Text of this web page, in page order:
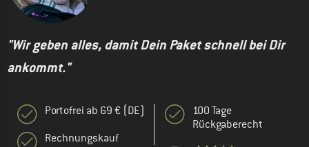
"Wir geben alles, damit Dein Paket schnell bei Dir
ankommt."
Portofrei ab 69 € (DE)
Rechnungskauf
100 Tage
Rückgaberecht